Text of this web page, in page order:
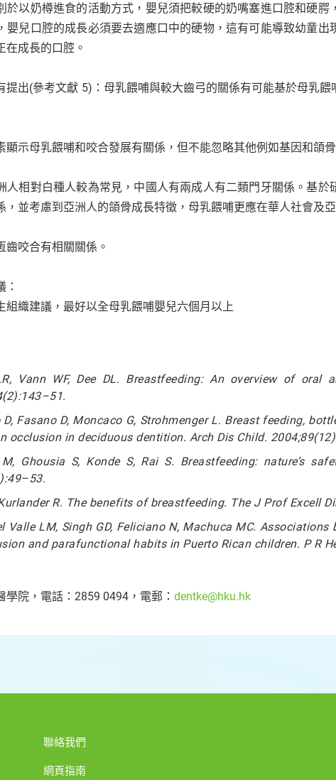
於以奶樽進食的活動方式，嬰兒須把較硬的奶嘴塞進口腔和硬腭
嬰兒口腔的成長必須要去適應口中的硬物，這有可能導致幼童出
在成長的口腔。
提出(參考文獻 5)：母乳餵哺與較大齒弓的關係有可能基於母乳
顯示母乳餵哺和咬合發展有關係，但不能忽略其他例如基因和頜
人相對白種人較為常見，中國人有兩成人有二類門牙關係。基於
，並考慮到亞洲人的頜骨成長特徵，母乳餵哺更應在華人社會及
齒咬合有相關關係。
組織建議，最好以全母乳餵哺嬰兒六個月以上
Vann WF, Dee DL. Breastfeeding: An overview of oral
D, Fasano D, Moncaco G, Strohmenger L. Breast feeding,
occlusion in deciduous dentition. Arch Dis Child.
Ghousia S, Konde S, Rai S. Breastfeeding: nature’s
R. The benefits of breastfeeding. The J Prof Excell
Valle LM, Singh GD, Feliciano N, Machuca MC.
and parafunctional habits in Puerto Rican children. P R
學院，電話：2859 0494，電郵： dentke@hku.hk
聯絡我們
網頁指南